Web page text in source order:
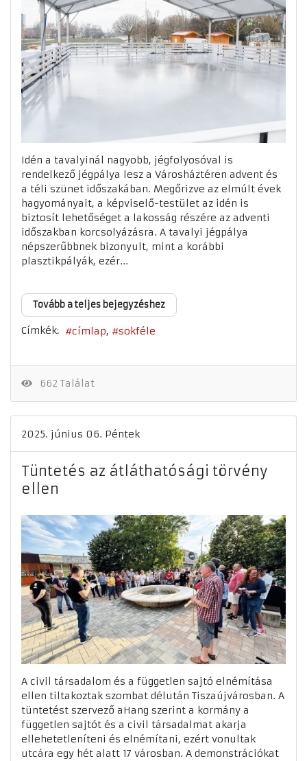
Idén a tavalyinál nagyobb, jégfolyosóval is
rendelkező jégpálya lesz a Városháztéren advent és
a téli szünet időszakában. Megőrizve az elmúlt évek
hagyományait, a képviselő-testület az idén is
biztosít lehetőséget a lakosság részére az adventi
időszakban korcsolyázásra. A tavalyi jégpálya
népszerűbbnek bizonyult, mint a korábbi
plasztikpályák, ezér...
Tovább a teljes bejegyzéshez
Címkék: címlap sokféle
662 Találat
2025. június 06. Péntek
Tüntetés az átláthatósági törvény
ellen
A civil társadalom és a független sajtó elnémítása
ellen tiltakoztak szombat délután Tiszaújvárosban. A
tüntetést szervező aHang szerint a kormány a
független sajtót és a civil társadalmat akarja
ellehetetleníteni és elnémítani, ezért vonultak
utcára egy hét alatt 17 városban. A demonstrációkat